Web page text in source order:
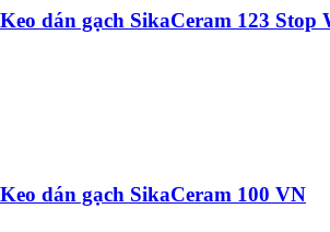
Keo dán gạch SikaCeram 123 Stop
Keo dán gạch SikaCeram 100 VN